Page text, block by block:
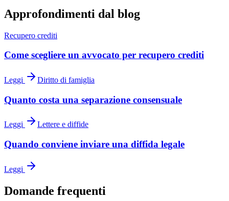
Approfondimenti dal blog
Recupero crediti
Come scegliere un avvocato per recupero crediti
Leggi Diritto di famiglia
Quanto costa una separazione consensuale
Leggi Lettere e diffide
Quando conviene inviare una diffida legale
Leggi
Domande frequenti